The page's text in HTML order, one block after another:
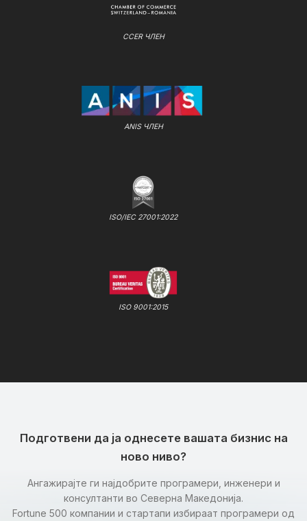
CCER ЧЛЕН
ANIS ЧЛЕН
ISO/IEC 27001:2022
ISO 9001:2015
Подготвени да ја однесете вашата бизнис на
ново ниво?
Ангажирајте ги најдобрите програмери, инженери и
консултанти во Северна Македонија.
Fortune 500 компании и стартапи избираат програмери од